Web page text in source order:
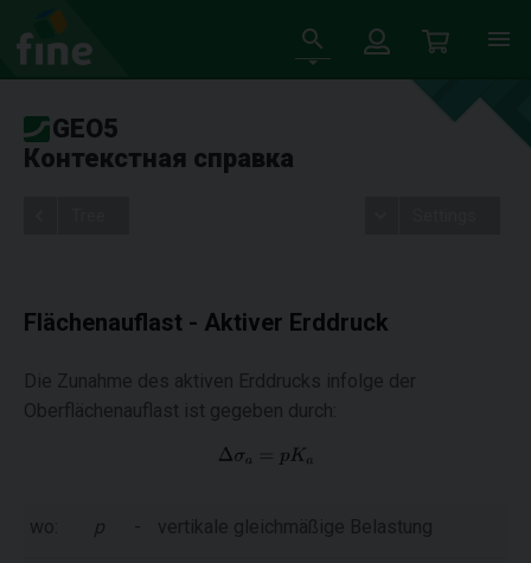
GEO5
Контекстная справка
Flächenauflast - Aktiver Erddruck
Die Zunahme des aktiven Erddrucks infolge der
Oberflächenauflast ist gegeben durch:
wo: p - vertikale gleichmäßige Belastung